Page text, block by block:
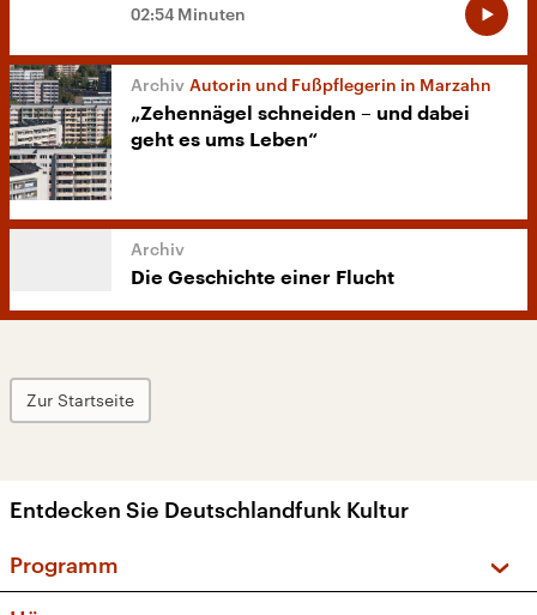
02:54 Minuten
Autorin und Fußpflegerin in Marzahn
„Zehennägel schneiden – und dabei
geht es ums Leben“
Die Geschichte einer Flucht
Zur Startseite
Entdecken Sie Deutschlandfunk Kultur
Programm